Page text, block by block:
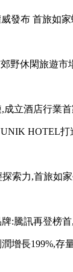
威發布 首旅如
野休閑旅遊
成立酒店行業
HOTEL打
索力,首旅如
:騰訊再登榜
增長199%,存